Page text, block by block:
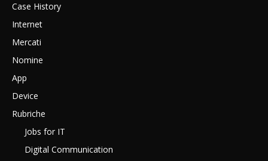
Case History
Internet
Mercati
Nomine
App
Device
Rubriche
Jobs for IT
Digital Communication